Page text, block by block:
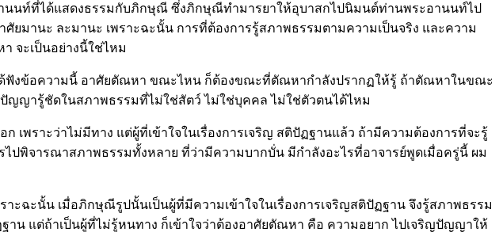
านนท์ที่ได้แสดงธรรมกับภิกษุณี ซึ่งภิกษุณีทำมารยาให้อุบาสกไปนิมนต์ท่านพระอานนท์ไป
มานะ ละมานะ เพราะฉะนั้น การที่ต้องการรู้สภาพธรรมตามความเป็นจริง และความ
จะเป็นอย่างนี้ใช่ไหม
ด้ฟังข้อความนี้ อาศัยตัณหา ขณะไหน ก็ต้องขณะที่ตัณหากำลังปรากฏให้รู้ ถ้าตัณหาในขณะ
ารู้ชัดในสภาพธรรมที่ไม่ใช่สัตว์ ไม่ใช่บุคคล ไม่ใช่ตัวตนได้ไหม
พราะว่าไม่มีทาง แต่ผู้ที่เข้าใจในเรื่องการเจริญ สติปัฏฐานแล้ว ถ้ามีความต้องการที่จะรู้
ปพิจารณาสภาพธรรมทั้งหลาย ที่ว่ามีความบากบั่น มีกำลังอะไรที่อาจารย์พูดเมื่อครู่นี้ ผม
ะนั้น เมื่อภิกษุณีรูปนั้นเป็นผู้ที่มีความเข้าใจในเรื่องการเจริญสติปัฏฐาน จึงรู้สภาพธรรม
น แต่ถ้าเป็นผู้ที่ไม่รู้หนทาง ก็เข้าใจว่าต้องอาศัยตัณหา คือ ความอยาก ไปเจริญปัญญาให้